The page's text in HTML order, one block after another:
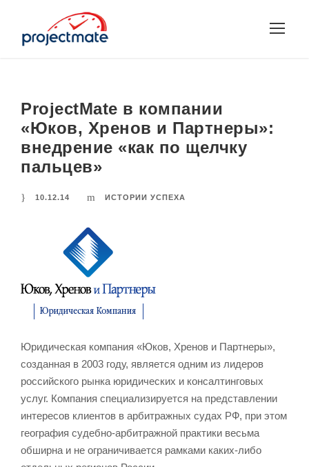
ProjectMate в компании
«Юков, Хренов и Партнеры»:
внедрение «как по щелчку
пальцев»
10.12.14 ИСТОРИИ УСПЕХА
Юридическая компания «Юков, Хренов и Партнеры»,
созданная в 2003 году, является одним из лидеров
российского рынка юридических и консалтинговых
услуг. Компания специализируется на представлении
интересов клиентов в арбитражных судах РФ, при этом
география судебно-арбитражной практики весьма
обширна и не ограничивается рамками каких-либо